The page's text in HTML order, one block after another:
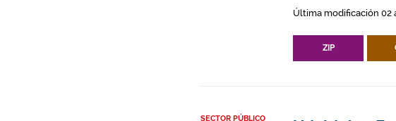
Última modificación 02
ZIP
SECTOR PÚBLICO